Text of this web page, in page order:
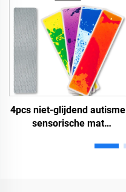
4pcs niet-glijdend autisme
sensorische mat
speelgoed educatief